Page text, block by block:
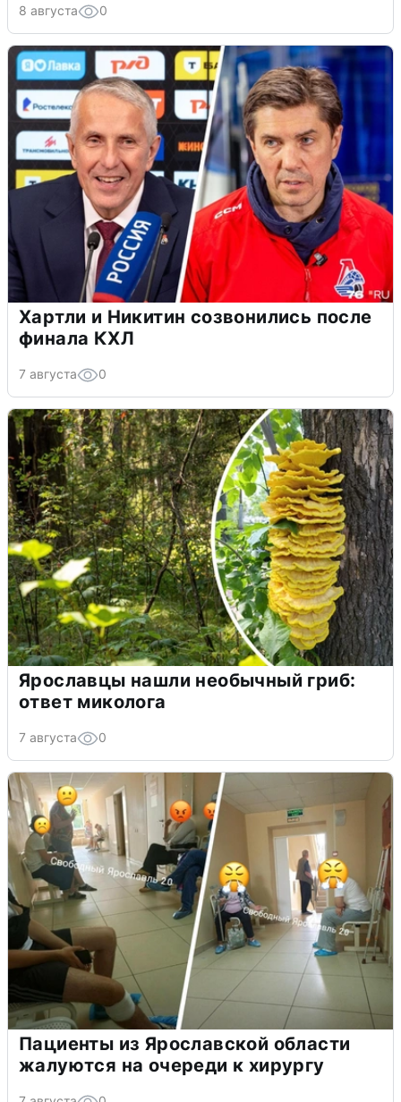
8 августа 0
Хартли и Никитин созвонились после
финала КХЛ
7 августа 0
Ярославцы нашли необычный гриб:
ответ миколога
7 августа 0
Пациенты из Ярославской области
жалуются на очереди к хирургу